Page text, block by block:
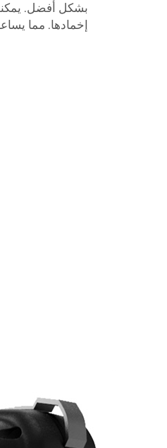
بشكل أفضل.
إخمادها. مما